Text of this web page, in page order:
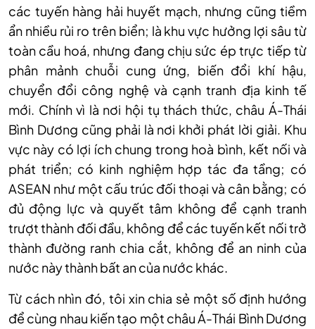
các tuyến hàng hải huyết mạch, nhưng cũng tiềm
ẩn nhiều rủi ro trên biển; là khu vực hưởng lợi sâu từ
toàn cầu hoá, nhưng đang chịu sức ép trực tiếp từ
phân mảnh chuỗi cung ứng, biến đổi khí hậu,
chuyển đổi công nghệ và cạnh tranh địa kinh tế
mới. Chính vì là nơi hội tụ thách thức, châu Á-Thái
Bình Dương cũng phải là nơi khởi phát lời giải. Khu
vực này có lợi ích chung trong hoà bình, kết nối và
phát triển; có kinh nghiệm hợp tác đa tầng; có
ASEAN như một cấu trúc đối thoại và cân bằng; có
đủ động lực và quyết tâm không để cạnh tranh
trượt thành đối đầu, không để các tuyến kết nối trở
thành đường ranh chia cắt, không để an ninh của
nước này thành bất an của nước khác.
Từ cách nhìn đó, tôi xin chia sẻ một số định hướng
để cùng nhau kiến tạo một châu Á-Thái Bình Dương